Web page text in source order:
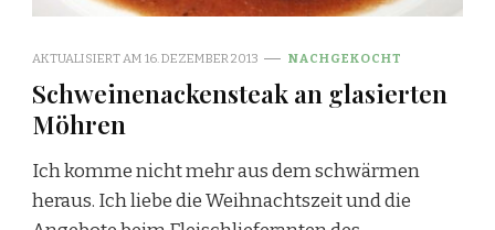
AKTUALISIERT AM 16. DEZEMBER 2013 NACHGEKOCHT
Schweinenackensteak an glasierten
Möhren
Ich komme nicht mehr aus dem schwärmen
heraus. Ich liebe die Weihnachtszeit und die